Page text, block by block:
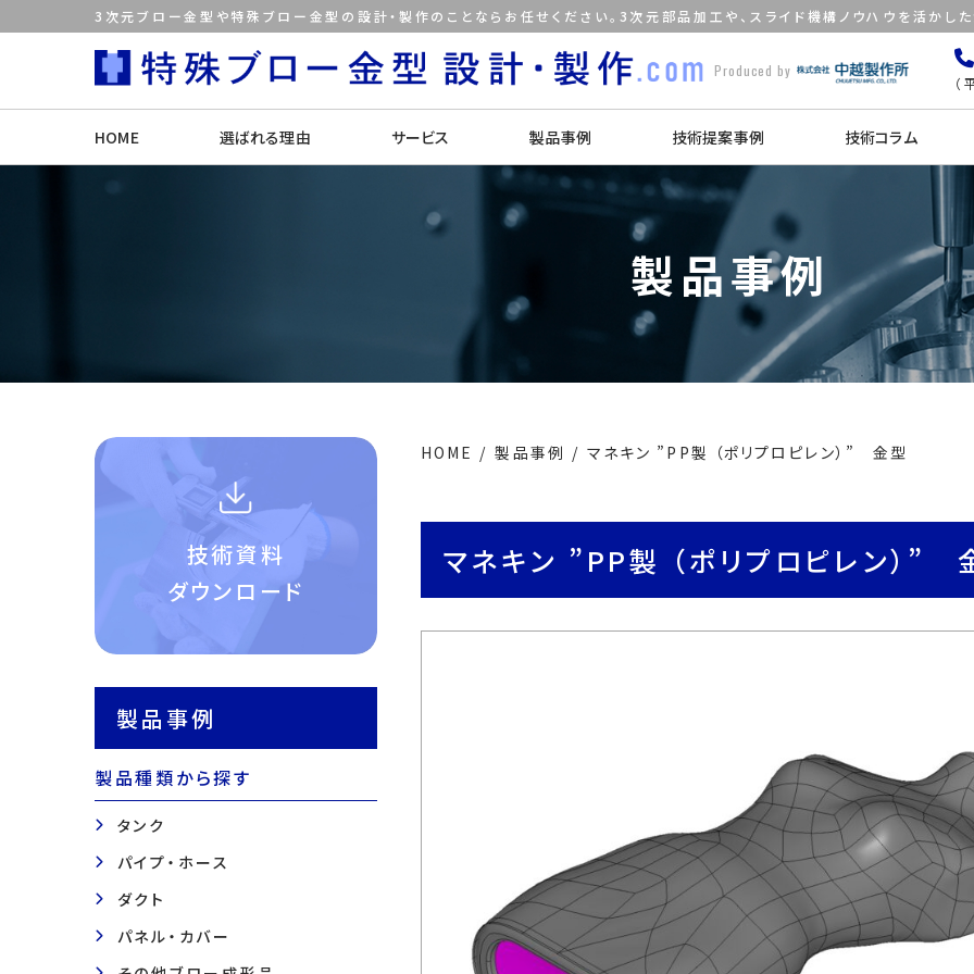
3次元ブロー金型や特殊ブロー金型の設計・製作のことならお任せください。3次元部品加工や、スライド機構ノウハウを活かし
Produced by
HOME 選ばれる理由 サービス 製品事例 技術提案事例 技術コラム
製品事例
技術資料
ダウンロード
製品事例
製品種類から探す
タンク
パイプ・ホース
ダクト
パネル・カバー
HOME 製品事例 マネキン ”PP製 （ポリプロピレン）” 金型
マネキン ”PP製 （ポリプロピレン）”